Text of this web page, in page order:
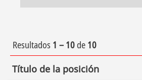
Resultados 1 – 10de 10
Título de la posición